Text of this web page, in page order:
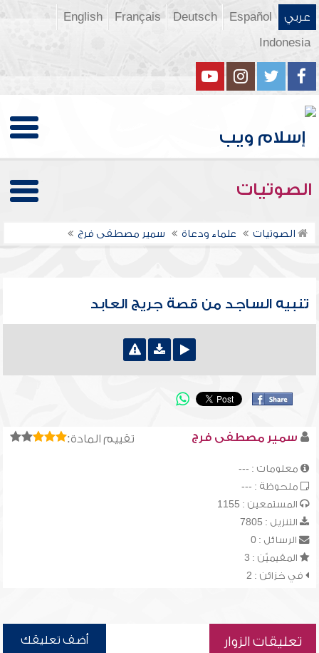
عربي Español
Deutsch
Français
English
Indonesia
الصوتيات
الصوتيات علماء ودعاة سمير مصطفى فرج
تنبيه الساجد من قصة جريج العابد
تقييم المادة: سمير مصطفى فرج
معلومات : ---
ملحوظة : ---
المستمعين : 1155
التنزيل : 7805
الرسائل : 0
المقيميّن : 3
في خزائن : 2
تعليقات الزوار أضف تعليقك